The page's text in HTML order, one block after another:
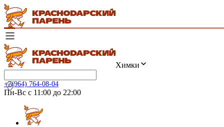
Химки
+7(964) 764-08-04
Пн-Вс с 11:00 до 22:00